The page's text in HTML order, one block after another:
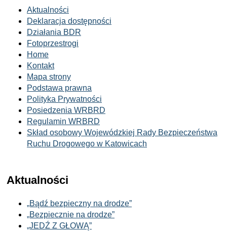
Aktualności
Deklaracja dostępności
Działania BDR
Fotoprzestrogi
Home
Kontakt
Mapa strony
Podstawa prawna
Polityka Prywatności
Posiedzenia WRBRD
Regulamin WRBRD
Skład osobowy Wojewódzkiej Rady Bezpieczeństwa
Ruchu Drogowego w Katowicach
Aktualności
„Bądź bezpieczny na drodze”
„Bezpiecznie na drodze”
„JEDŹ Z GŁOWĄ”